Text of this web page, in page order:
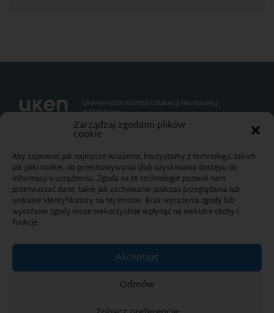
Zarządzaj zgodami plików
cookie
Aby zapewnić jak najlepsze wrażenia, korzystamy z technologii, takich
jak pliki cookie, do przechowywania i/lub uzyskiwania dostępu do
informacji o urządzeniu. Zgoda na te technologie pozwoli nam
przetwarzać dane, takie jak zachowanie podczas przeglądania lub
unikalne identyfikatory na tej stronie. Brak wyrażenia zgody lub
wycofanie zgody może niekorzystnie wpłynąć na niektóre cechy i
funkcje.
Akceptuję
Odmów
Uniwersytet Komisji Edukacji Narodowej
w Krakowie
Kancelaria Uczelni
ul. Podchorążych 2 30-084 Kraków
Telefon: 12 662 60 14
Fax: 12 637 22 43
E-mail: info@up.krakow.pl
Deklaracja dostępności cyfrowej